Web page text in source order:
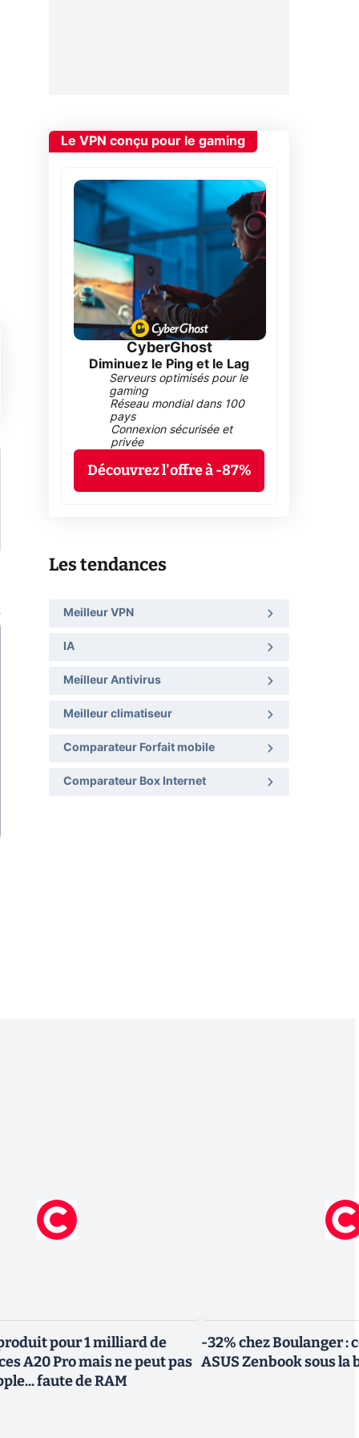
Le VPN conçu pour le gaming
CyberGhost
Diminuez le Ping et le Lag
Serveurs optimisés pour le
gaming
Réseau mondial dans 100
pays
Connexion sécurisée et
privée
Découvrez l'offre à -87%
Les tendances
Meilleur VPN
IA
Meilleur Antivirus
Meilleur climatiseur
Comparateur Forfait mobile
Comparateur Box Internet
pour 1 milliard de
A20 Pro mais ne peut pas
faute de RAM
-32% chez Boulanger :
ASUS Zenbook sous la